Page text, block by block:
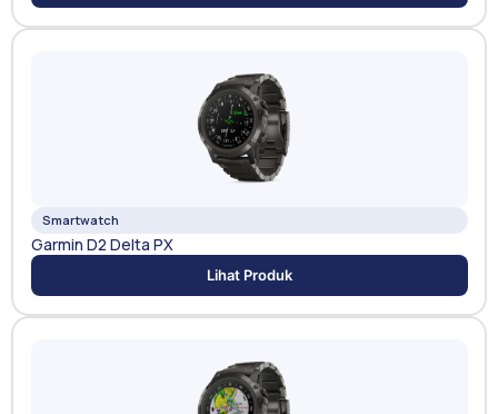
Smartwatch
Garmin D2 Delta PX
Lihat Produk